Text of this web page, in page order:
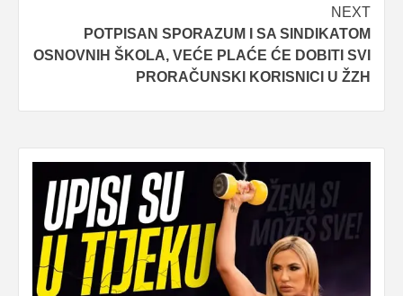
NEXT
POTPISAN SPORAZUM I SA SINDIKATOM
OSNOVNIH ŠKOLA, VEĆE PLAĆE ĆE DOBITI SVI
PRORAČUNSKI KORISNICI U ŽZH